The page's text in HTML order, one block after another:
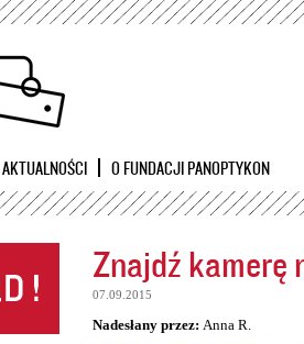
AKTUALNOŚCI O FUNDACJI PANOPTYKON
Znajdź kamerę
07.09.2015
Nadesłany przez: Anna R.